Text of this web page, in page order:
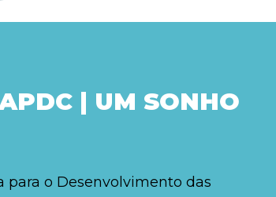
| UM SONHO
para o Desenvolvimento das